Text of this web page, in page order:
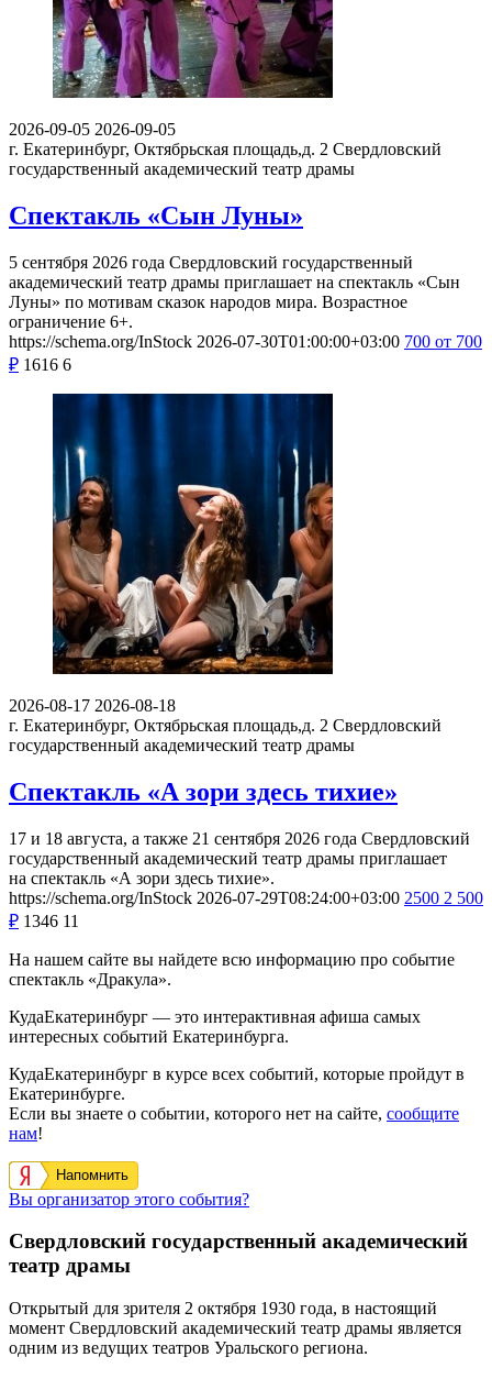
2026-09-05 2026-09-05
г. Екатеринбург, Октябрьская площадь,д. 2 Свердловский
государственный академический театр драмы
Спектакль «Сын Луны»
5 сентября 2026 года Свердловский государственный
академический театр драмы приглашает на спектакль «Сын
Луны» по мотивам сказок народов мира. Возрастное
ограничение 6+.
https://schema.org/InStock 2026-07-30T01:00:00+03:00 700 от 700
₽ 1616 6
2026-08-17 2026-08-18
г. Екатеринбург, Октябрьская площадь,д. 2 Свердловский
государственный академический театр драмы
Спектакль «А зори здесь тихие»
17 и 18 августа, а также 21 сентября 2026 года Свердловский
государственный академический театр драмы приглашает
на спектакль «А зори здесь тихие».
https://schema.org/InStock 2026-07-29T08:24:00+03:00 2500 2 500
₽ 1346 11
На нашем сайте вы найдете всю информацию про событие
спектакль «Дракула».
КудаЕкатеринбург — это интерактивная афиша самых
интересных событий Екатеринбурга.
КудаЕкатеринбург в курсе всех событий, которые пройдут в
Екатеринбурге.
Если вы знаете о событии, которого нет на сайте, сообщите
нам!
Напомнить
Вы организатор этого события?
Свердловский государственный академический
театр драмы
Открытый для зрителя 2 октября 1930 года, в настоящий
момент Свердловский академический театр драмы является
одним из ведущих театров Уральского региона.